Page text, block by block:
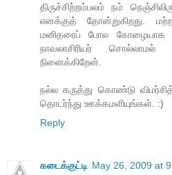
திருச்சிற்றம்பலம் நம்
எனக்குத் தோன்றுகிறது.
மனிதரைப் போல கோழையாக
நாவலாசிரியர்
நினைக்கிறேன்.
நல்ல கருத்து கொண்டு
தொடர்ந்து ஊக்கமளியுங்கள். :)
Reply
கடைக்குட்டி May 26, 2009 at